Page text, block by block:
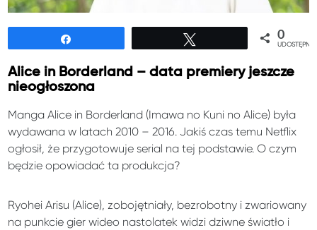
0
Alice in Borderland – data premiery jeszcze
nieogłoszona
Manga Alice in Borderland (Imawa no Kuni no Alice) była
wydawana w latach 2010 – 2016. Jakiś czas temu Netflix
ogłosił, że przygotowuje serial na tej podstawie. O czym
będzie opowiadać ta produkcja?
Ryohei Arisu (Alice), zobojętniały, bezrobotny i zwariowany
na punkcie gier wideo nastolatek widzi dziwne światło i